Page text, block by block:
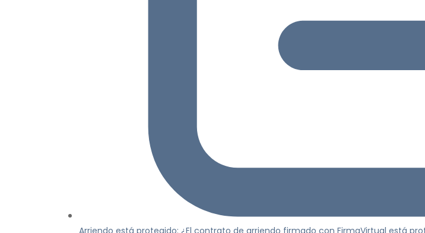
Arriendo está protegido: ¿El contrato de arriendo firmado con FirmaVirtual está